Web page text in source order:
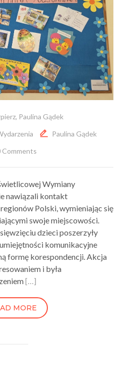
, Paulina Gądek
Paulina Gądek
Comments
Wymiany
nawiązali kontakt
Polski, wymieniając się
swoje miejscowości.
dzieci poszerzyły
komunikacyjne
formę korespondencji. Akcja
i była
[…]
MORE